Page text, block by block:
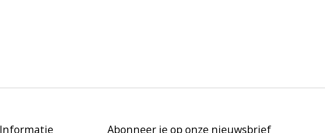
Informatie Abonneer je op onze nieuwsbrief